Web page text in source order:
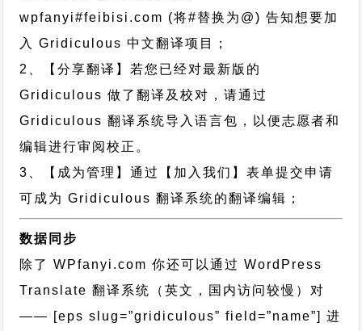
wpfanyi#feibisi.com (将#替换为@) 告知想要加
入 Gridiculous 中文翻译项目；
2、【分享翻译】若您已经对最新版的
Gridiculous 做了翻译及校对，请通过
Gridiculous 翻译系统导入语言包，以便志愿者和
编辑进行审阅校正。
3、【成为管理】通过【加入我们】表单提交申请
可成为 Gridiculous 翻译系统的翻译编辑；
数据同步
除了 WPfanyi.com 你还可以通过WordPress
Translate 翻译系统（英文，国内访问较慢）对
—— [eps slug=”gridiculous” field=”name”]进